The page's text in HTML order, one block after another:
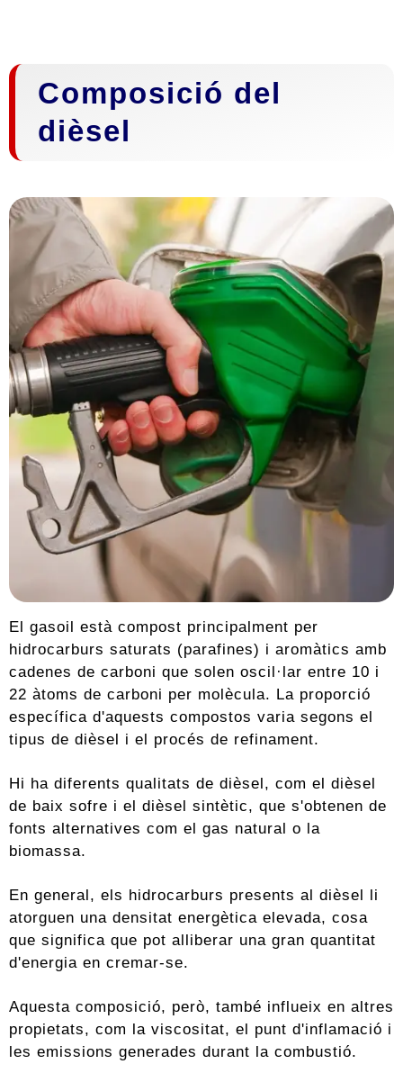
Composició del
dièsel
El gasoil està compost principalment per
hidrocarburs saturats (parafines) i aromàtics amb
cadenes de carboni que solen oscil·lar entre 10 i
22 àtoms de carboni per molècula. La proporció
específica d'aquests compostos varia segons el
tipus de dièsel i el procés de refinament.
Hi ha diferents qualitats de dièsel, com el dièsel
de baix sofre i el dièsel sintètic, que s'obtenen de
fonts alternatives com el gas natural o la
biomassa.
En general, els hidrocarburs presents al dièsel li
atorguen una densitat energètica elevada, cosa
que significa que pot alliberar una gran quantitat
d'energia en cremar-se.
Aquesta composició, però, també influeix en altres
propietats, com la viscositat, el punt d'inflamació i
les emissions generades durant la combustió.